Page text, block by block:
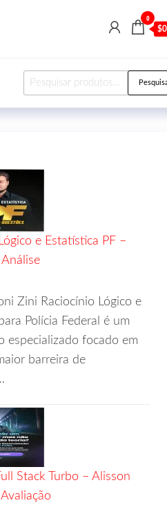
0
e Estatística PF –
Zini Raciocínio Lógico e
Polícia Federal é um
especializado focado em
barreira de
Stack Turbo – Alisson